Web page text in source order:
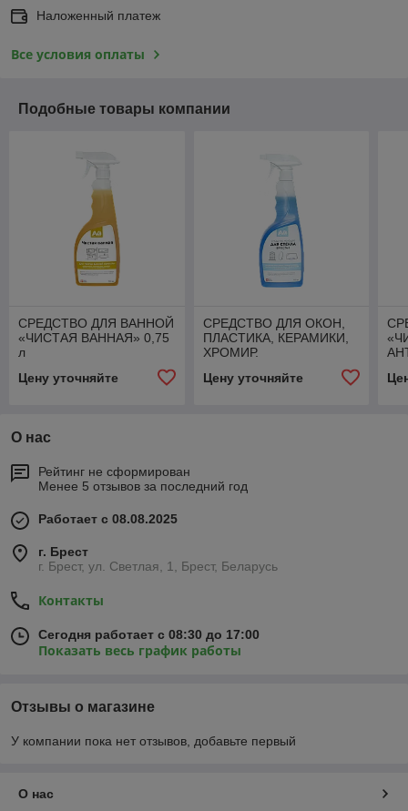
Наложенный платеж
Все условия оплаты
Подобные товары компании
СРЕДСТВО ДЛЯ ВАННОЙ
«ЧИСТАЯ ВАННАЯ» 0,75
л
Цену уточняйте
СРЕДСТВО ДЛЯ ОКОН,
ПЛАСТИКА, КЕРАМИКИ,
ХРОМИР.
«ЭФФЕКТА-1» 0,75 л
Цену уточняйте
О нас
Рейтинг не сформирован
Менее 5 отзывов за последний год
Работает с 08.08.2025
г. Брест
г. Брест, ул. Светлая, 1, Брест, Беларусь
Контакты
Сегодня работает с 08:30 до 17:00
Показать весь график работы
Отзывы о магазине
У компании пока нет отзывов, добавьте первый
О нас